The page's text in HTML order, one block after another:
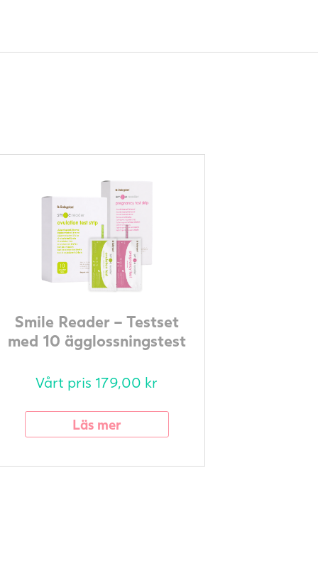
Smile Reader – Testset
med 10 ägglossningstest
Vårt pris 179,00 kr
Läs mer